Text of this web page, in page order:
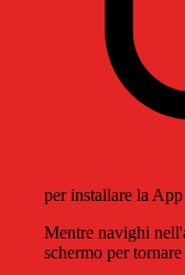
per installare la
Mentre navighi
schermo per